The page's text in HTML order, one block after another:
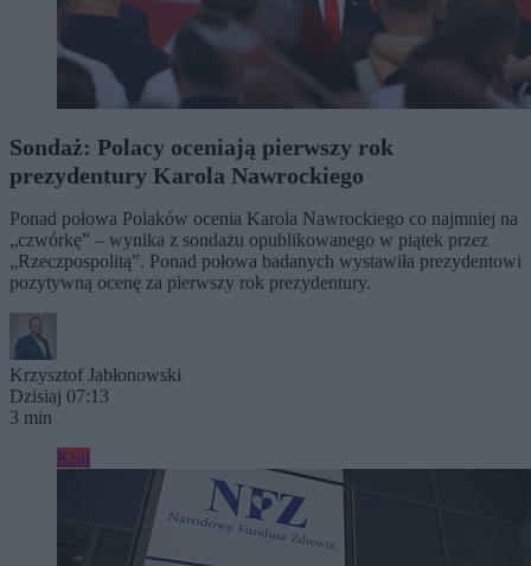
Sondaż: Polacy oceniają pierwszy rok
prezydentury Karola Nawrockiego
Ponad połowa Polaków ocenia Karola Nawrockiego co najmniej na
„czwórkę” – wynika z sondażu opublikowanego w piątek przez
„Rzeczpospolitą”. Ponad połowa badanych wystawiła prezydentowi
pozytywną ocenę za pierwszy rok prezydentury.
Krzysztof Jabłonowski
Dzisiaj 07:13
3 min
Kraj